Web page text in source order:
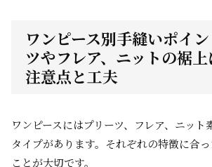
ワンピース別手縫いポイ
ツやフレア、ニットの裾
注意点と工夫
ワンピースにはプリーツ、フレア、ニッ
タイプがあります。それぞれの特徴に合
ことが大切です。